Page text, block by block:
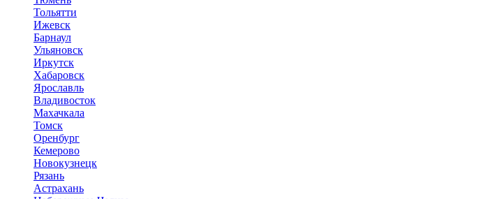
Тольятти
Ижевск
Барнаул
Ульяновск
Иркутск
Хабаровск
Ярославль
Владивосток
Махачкала
Томск
Оренбург
Кемерово
Новокузнецк
Рязань
Астрахань